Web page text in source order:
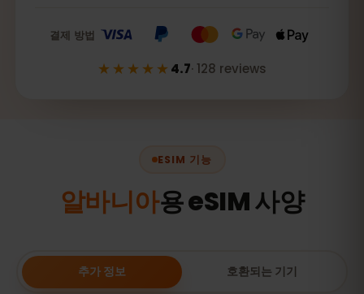
결제 방법
★★★★★ 4.7· 128 reviews
ESIM 기능
알바니아용 eSIM 사양
추가 정보 호환되는 기기